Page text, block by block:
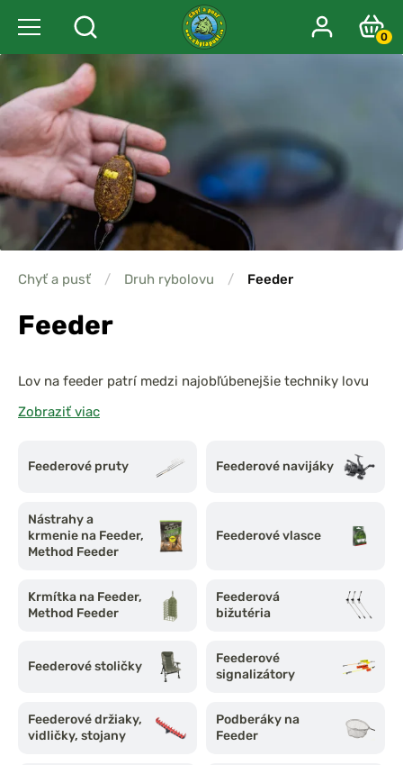
0
Chyť a pusť / Druh rybolovu / Feeder
Feeder
Lov na feeder patrí medzi najobľúbenejšie techniky lovu
rýb, najmä
vymeniteľnými špičkami.
feeder– od feederových prútov a navijákov, cez
feederové krmítka a nástrahy, až po stojany, vidličky a
Zobraziť viac
Feederové pruty Feederové navijáky
Nástrahy a
krmenie na Feeder,
Method Feeder
Feederové vlasce
Krmítka na Feeder,
Method Feeder
Feederová
bižutéria
Feederové stoličky
Feederové
signalizátory
Feederové držiaky,
vidličky, stojany
Podberáky na
Feeder